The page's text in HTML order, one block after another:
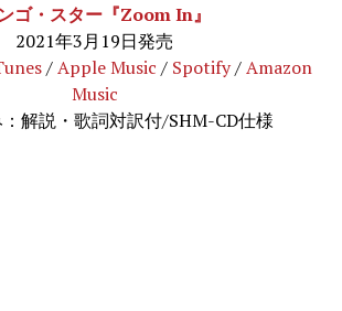
ゴ・スター『Zoom In』
2021年3月19日発売
/Apple Music / Spotify/Amazon
Music
解説・歌詞対訳付/SHM-CD仕様